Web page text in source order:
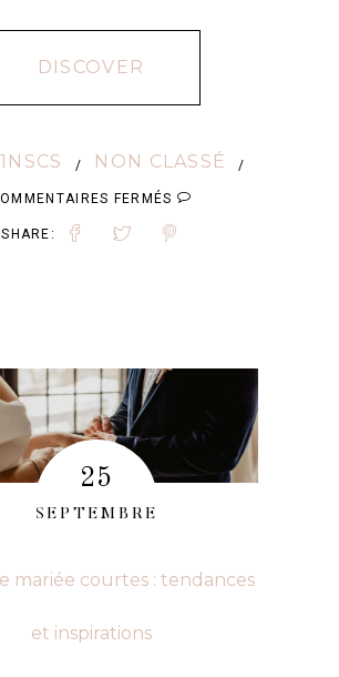
DISCOVER
/ NON CLASSÉ /
FERMÉS SUR
ROBES
LES
ÂGÉES
:
CONFORT
SHARE:
25
SEPTEMBRE
mariée courtes : tendances
et inspirations